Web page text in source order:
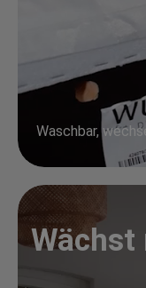
Waschbar,